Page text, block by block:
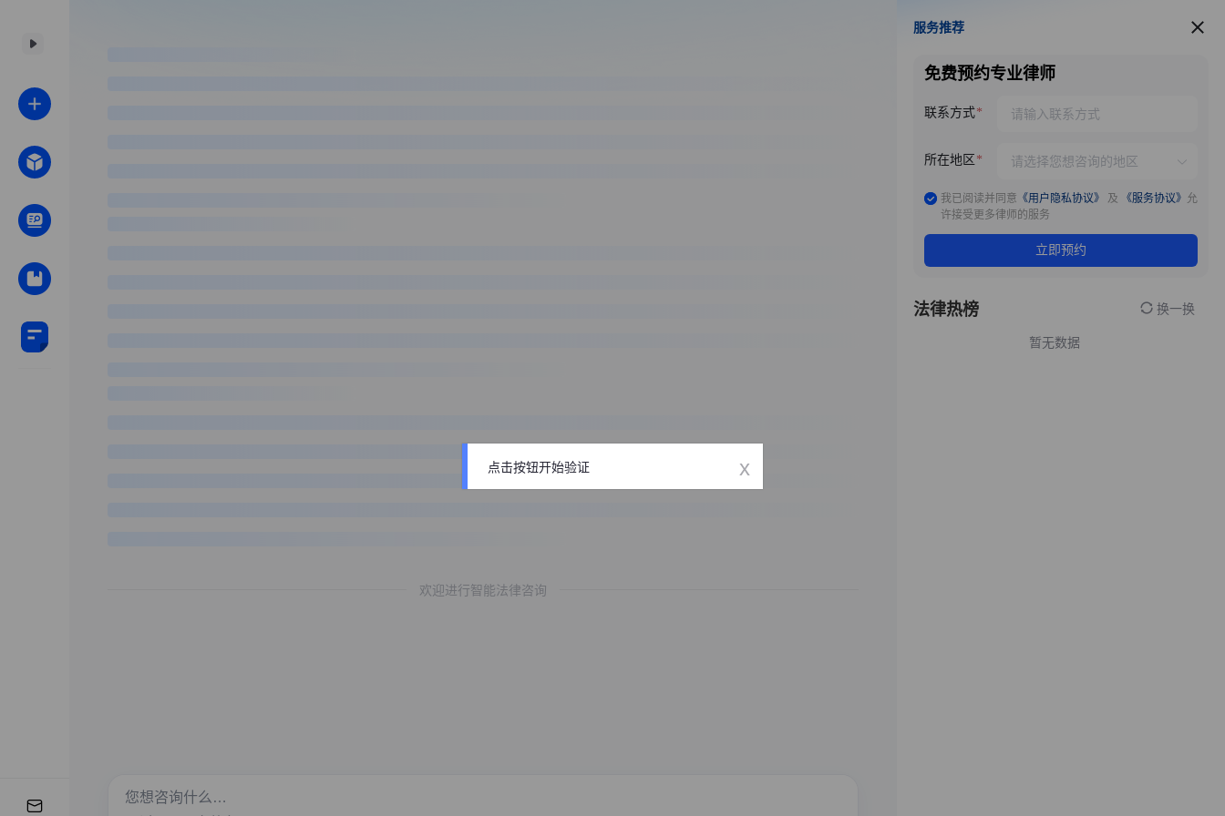
欢迎进行智能法律咨询
服务推荐
服务推荐
免费预约专业律师
联系方式
所在地区
我已阅读并同意 《用户隐私协议》 及 《服务协议》 允
许接受更多律师的服务
立即预约
法律热榜 换一换
暂无数据
点击按钮开始验证 x